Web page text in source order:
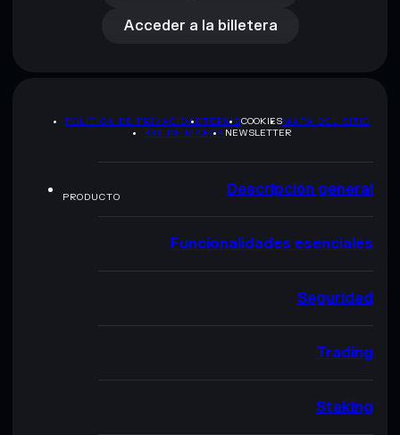
Acceder a la billetera
POLÍTICA DE PRIVACIDADTERMSCOOKIESMAPA DEL SITIO
KIT DE MARCA NEWSLETTER
PRODUCTO Descripción general
Funcionalidades esenciales
Seguridad
Trading
Staking